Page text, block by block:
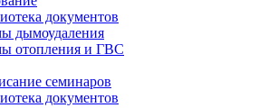
документов
дымоудаления
отопления и ГВС
семинаров
документов